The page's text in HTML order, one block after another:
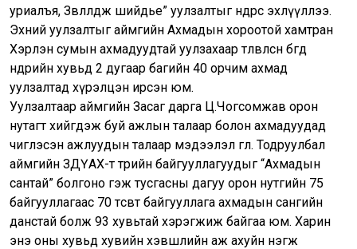
уриалъя, Зөвлөлдөж шийдье” уулзалтыг өнөөдрөөс эхлүүллээ.
Эхний уулзалтыг аймгийн Ахмадын хороотой хамтран
Хэрлэн сумын ахмадуудтай уулзахаар төлөвлөсөн бөгөөд
өнөөдрийн хувьд 2 дугаар багийн 40 орчим ахмад
уулзалтад хүрэлцэн ирсэн юм.
Уулзалтаар аймгийн Засаг дарга Ц.Чогсомжав орон
нутагт хийгдэж буй ажлын талаар болон ахмадуудад
чиглэсэн ажлуудын талаар мэдээлэл өглөө. Тодруулбал
аймгийн ЗДҮАХ-т төрийн байгууллагуудыг “Ахмадын
сантай” болгоно гэж тусгасны дагуу орон нутгийн 75
байгууллагаас 70 төсөвт байгууллага ахмадын сангийн
данстай болж 93 хувьтай хэрэгжиж байгаа юм. Харин
энэ оны хувьд хувийн хэвшлийн аж ахуйн нэгж